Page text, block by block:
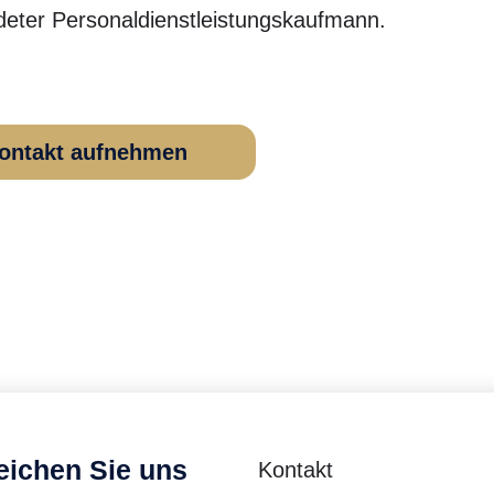
Personaldienstleistungskaufmann.
aufnehmen
Kontakt